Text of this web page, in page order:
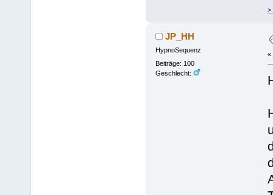
>
JP_HH
HypnoSequenz
Beiträge: 100
Geschlecht:
«